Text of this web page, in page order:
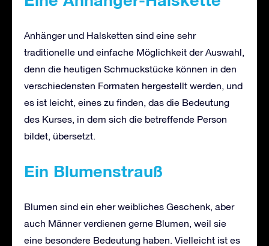
Anhänger und Halsketten sind eine sehr
traditionelle und einfache Möglichkeit der Auswahl,
denn die heutigen Schmuckstücke können in den
verschiedensten Formaten hergestellt werden, und
es ist leicht, eines zu finden, das die Bedeutung
des Kurses, in dem sich die betreffende Person
bildet, übersetzt.
Ein Blumenstrauß
Blumen sind ein eher weibliches Geschenk, aber
auch Männer verdienen gerne Blumen, weil sie
eine besondere Bedeutung haben. Vielleicht ist es